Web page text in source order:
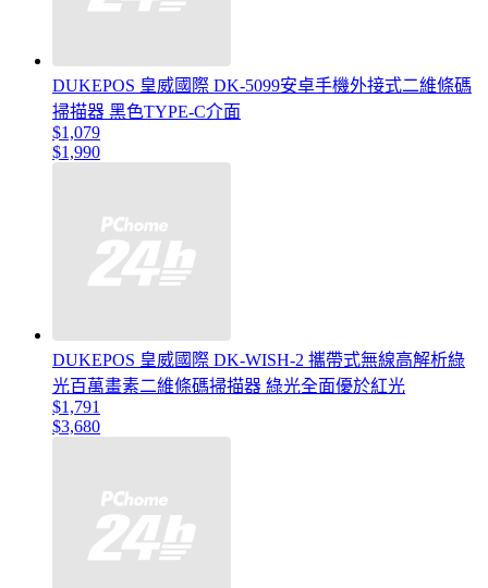
DUKEPOS 皇威國際 DK-5099安卓手機外接式二維條碼
掃描器 黑色TYPE-C介面
$1,079
$1,990
DUKEPOS 皇威國際 DK-WISH-2 攜帶式無線高解析綠
光百萬畫素二維條碼掃描器 綠光全面優於紅光
$1,791
$3,680